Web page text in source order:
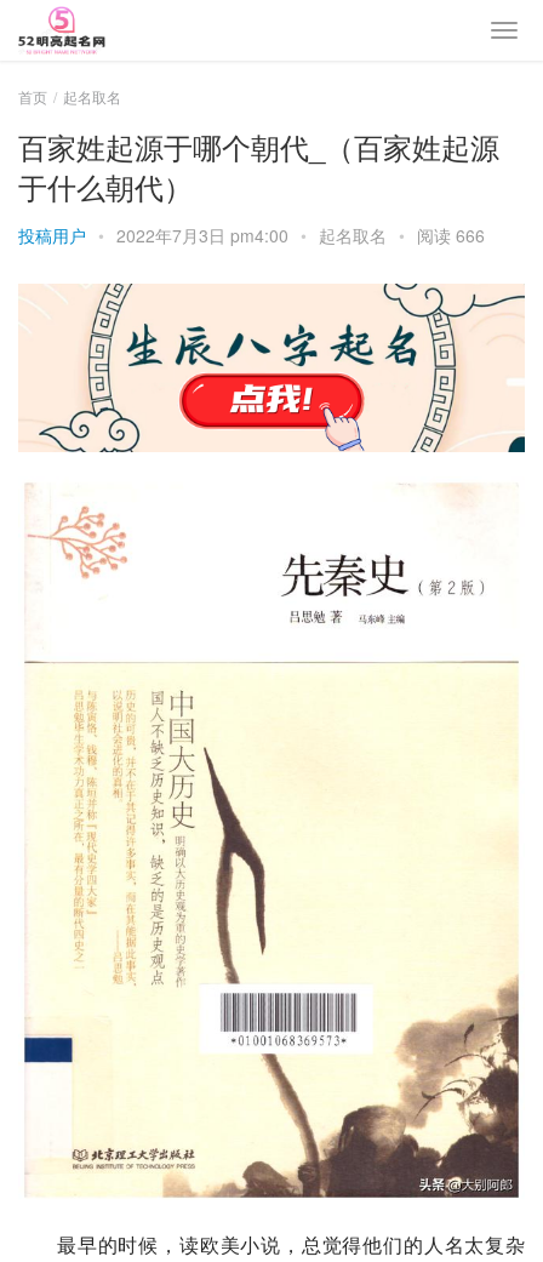
首页 起名取名
百家姓起源于哪个朝代_（百家姓起源
于什么朝代）
投稿用户 • 2022年7月3日 pm4:00 • 起名取名 • 阅读 666
最早的时候，读欧美小说，总觉得他们的人名太复杂